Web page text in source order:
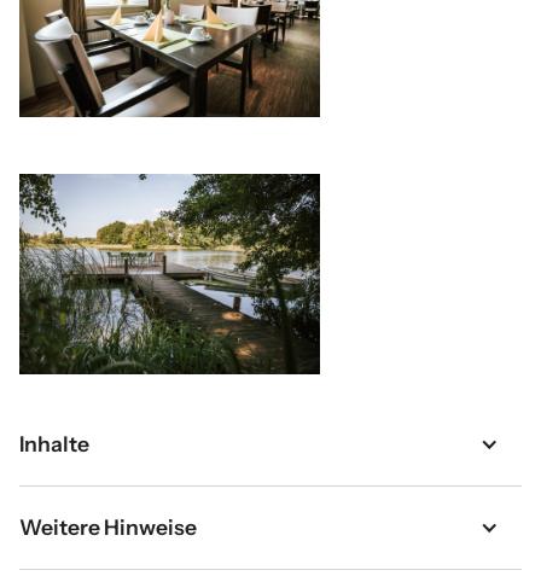
Inhalte
Weitere Hinweise